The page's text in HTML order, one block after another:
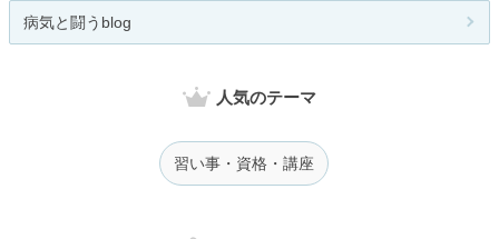
病気と闘うblog
人気のテーマ
習い事・資格・講座